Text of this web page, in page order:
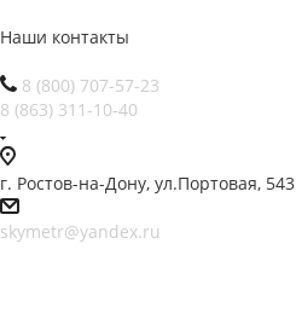
Наши контакты
8 (800) 707-57-23
8 (863) 311-10-40
г. Ростов-на-Дону, ул.Портовая, 543
skymetr@yandex.ru